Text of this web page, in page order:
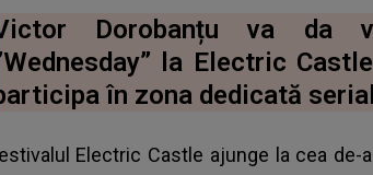
ARTICOLUL
Dorobanțu va da
la Electric
în zona dedicată
Electric Castle ajunge la cea